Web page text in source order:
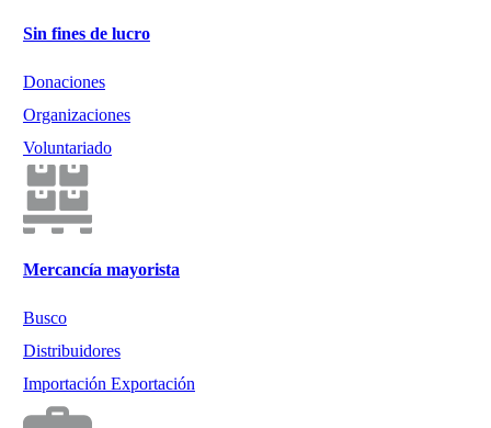
Sin fines de lucro
Donaciones
Organizaciones
Voluntariado
Mercancía mayorista
Busco
Distribuidores
Importación Exportación